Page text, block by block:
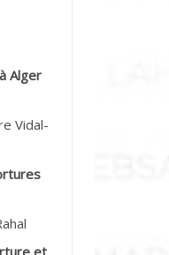
Alger
Vidal-
et